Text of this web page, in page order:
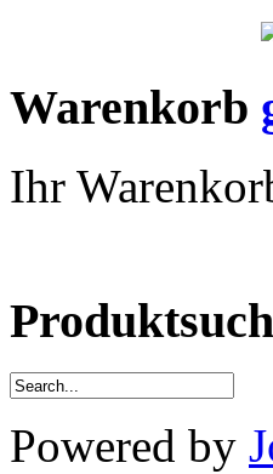
Warenkorb
Ihr
Powered by